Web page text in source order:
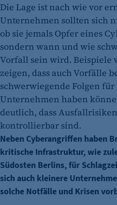
Die Lage ist nach wie vor
Unternehmen sollten sich
ob sie jemals Opfer eines
sondern wann und wie
Vorfall sein wird. Beispiele
zeigen, dass auch Vorfälle
schwerwiegende Folgen für
Unternehmen haben
deutlich, dass
kontrollierbar sind.
Neben Cyberangriffen haben
kritische Infrastruktur, wie
Südosten Berlins, für
sich auch kleinere
solche Notfälle und Krisen